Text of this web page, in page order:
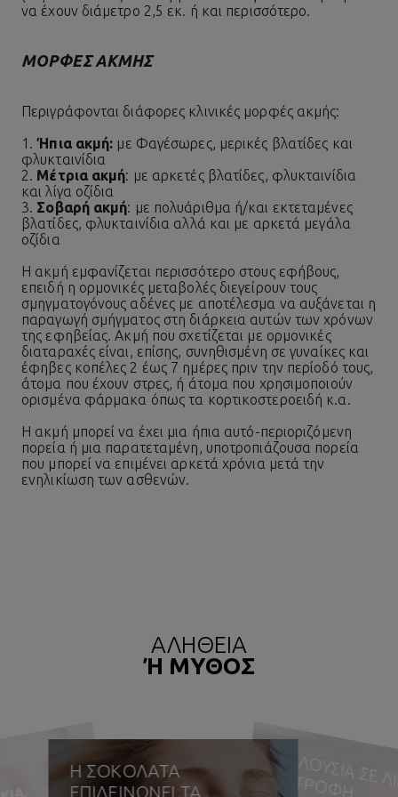
να έχουν διάμετρο 2,5 εκ. ή και περισσότερο.
ΜΟΡΦΈΣ ΑΚΜΉΣ
Περιγράφονται διάφορες κλινικές μορφές ακμής:
1.Ήπια ακμή: με Φαγέσωρες, μερικές βλατίδες και
φλυκταινίδια
2. Μέτρια ακμή: με αρκετές βλατίδες, φλυκταινίδια
και λίγα οζίδια
3. Σοβαρή ακμή: με πολυάριθμα ή/και εκτεταμένες
βλατίδες, φλυκταινίδια αλλά και με αρκετά μεγάλα
οζίδια
Η ακμή εμφανίζεται περισσότερο στους εφήβους,
επειδή η ορμονικές μεταβολές διεγείρουν τους
σμηγματογόνους αδένες με αποτέλεσμα να αυξάνεται η
παραγωγή σμήγματος στη διάρκεια αυτών των χρόνων
της εφηβείας. Ακμή που σχετίζεται με ορμονικές
διαταραχές είναι, επίσης, συνηθισμένη σε γυναίκες και
έφηβες κοπέλες 2 έως 7 ημέρες πριν την περίοδό τους,
άτομα που έχουν στρες, ή άτομα που χρησιμοποιούν
ορισμένα φάρμακα όπως τα κορτικοστεροειδή κ.α.
Η ακμή μπορεί να έχει μια ήπια αυτό-περιοριζόμενη
πορεία ή μια παρατεταμένη, υποτροπιάζουσα πορεία
που μπορεί να επιμένει αρκετά χρόνια μετά την
ενηλικίωση των ασθενών.
ΑΛΗΘΕΙΑ
Ή ΜΥΘΟΣ
Η ΣΟΚΟΛΑΤΑ
ΕΠΙΔΕΙΝΩΝΕΙ ΤΑ
ΣΕ Λ
Δ
Η